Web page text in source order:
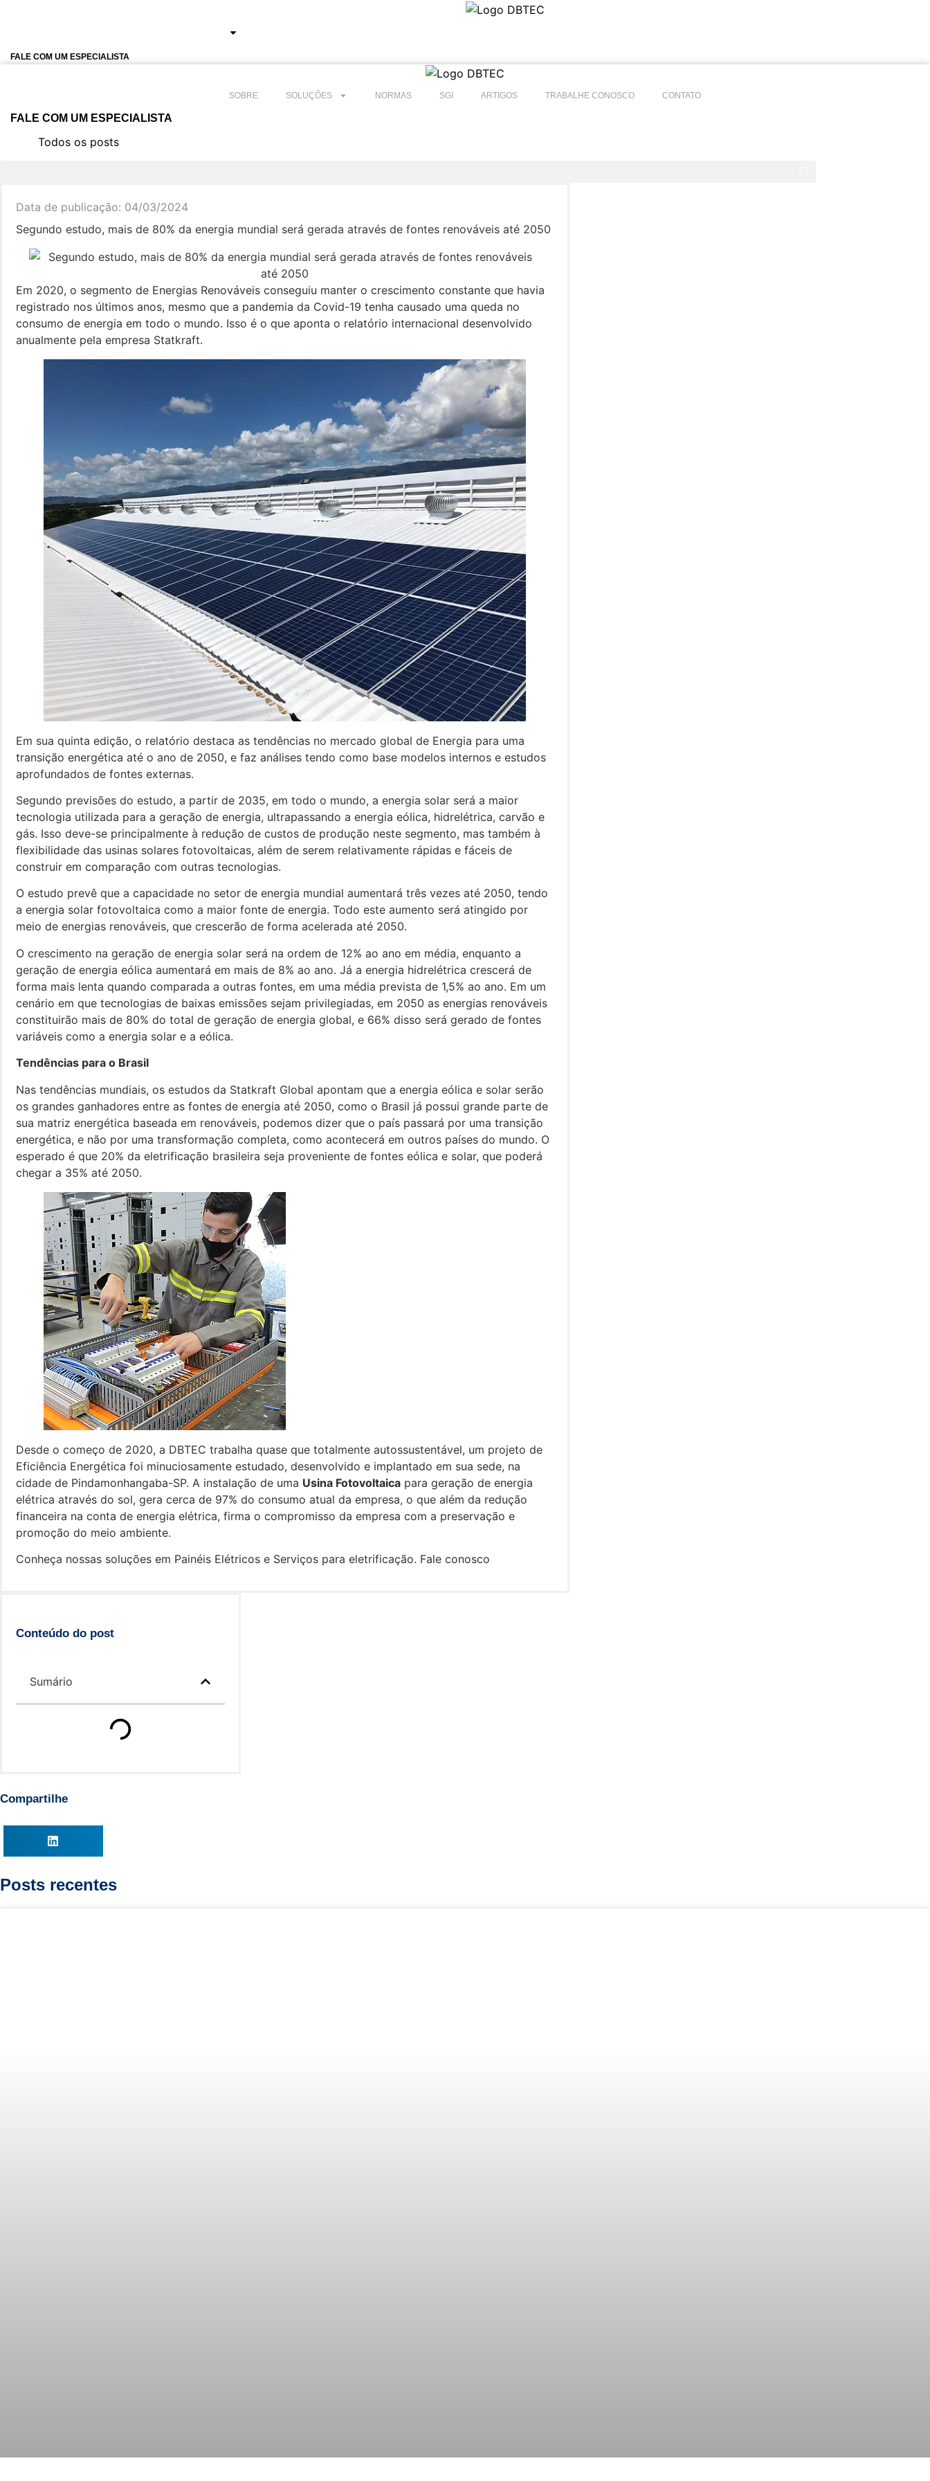
conteúdo
FALE COM UM ESPECIALISTA
SOBRE SOLUÇÕES NORMAS SGI ARTIGOS TRABALHE CONOSCO CONTATO
FALE COM UM ESPECIALISTA
Todos os posts
Data de publicação: 04/03/2024
Segundo estudo, mais de 80% da energia mundial será gerada através de fontes renováveis até 2050
Em 2020, o segmento de Energias Renováveis conseguiu manter o crescimento constante que havia
registrado nos últimos anos, mesmo que a pandemia da Covid-19 tenha causado uma queda no
consumo de energia em todo o mundo. Isso é o que aponta o relatório internacional desenvolvido
anualmente pela empresa Statkraft.
Em sua quinta edição, o relatório destaca as tendências no mercado global de Energia para uma
transição energética até o ano de 2050, e faz análises tendo como base modelos internos e estudos
aprofundados de fontes externas.
Segundo previsões do estudo, a partir de 2035, em todo o mundo, a energia solar será a maior
tecnologia utilizada para a geração de energia, ultrapassando a energia eólica, hidrelétrica, carvão e
gás. Isso deve-se principalmente à redução de custos de produção neste segmento, mas também à
flexibilidade das usinas solares fotovoltaicas, além de serem relativamente rápidas e fáceis de
construir em comparação com outras tecnologias.
O estudo prevê que a capacidade no setor de energia mundial aumentará três vezes até 2050, tendo
a energia solar fotovoltaica como a maior fonte de energia. Todo este aumento será atingido por
meio de energias renováveis, que crescerão de forma acelerada até 2050.
O crescimento na geração de energia solar será na ordem de 12% ao ano em média, enquanto a
geração de energia eólica aumentará em mais de 8% ao ano. Já a energia hidrelétrica crescerá de
forma mais lenta quando comparada a outras fontes, em uma média prevista de 1,5% ao ano. Em um
cenário em que tecnologias de baixas emissões sejam privilegiadas, em 2050 as energias renováveis
constituirão mais de 80% do total de geração de energia global, e 66% disso será gerado de fontes
variáveis como a energia solar e a eólica.
Tendências para o Brasil
Nas tendências mundiais, os estudos da Statkraft Global apontam que a energia eólica e solar serão
os grandes ganhadores entre as fontes de energia até 2050, como o Brasil já possui grande parte de
sua matriz energética baseada em renováveis, podemos dizer que o país passará por uma transição
energética, e não por uma transformação completa, como acontecerá em outros países do mundo. O
esperado é que 20% da eletrificação brasileira seja proveniente de fontes eólica e solar, que poderá
chegar a 35% até 2050.
Desde o começo de 2020, a DBTEC trabalha quase que totalmente autossustentável, um projeto de
Eficiência Energética foi minuciosamente estudado, desenvolvido e implantado em sua sede, na
cidade de Pindamonhangaba-SP. A instalação de uma Usina Fotovoltaica para geração de energia
elétrica através do sol, gera cerca de 97% do consumo atual da empresa, o que além da redução
financeira na conta de energia elétrica, firma o compromisso da empresa com a preservação e
promoção do meio ambiente.
Conheça nossas soluções em Painéis Elétricos e Serviços para eletrificação. Fale conosco
Conteúdo do post
Sumário
Compartilhe
Posts recentes